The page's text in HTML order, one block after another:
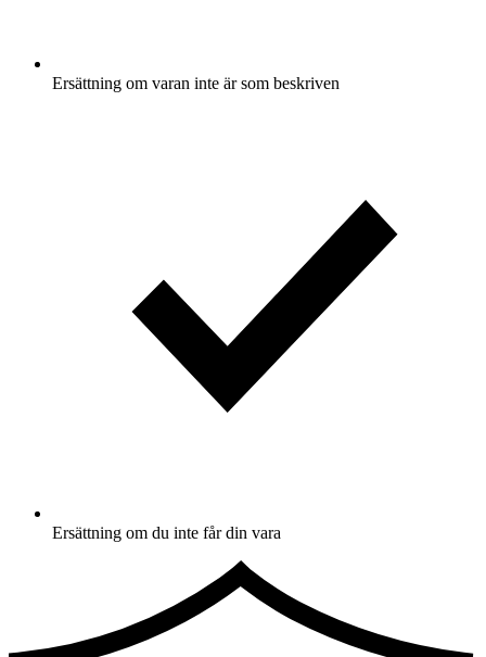
Ersättning om varan inte är som beskriven
Ersättning om du inte får din vara